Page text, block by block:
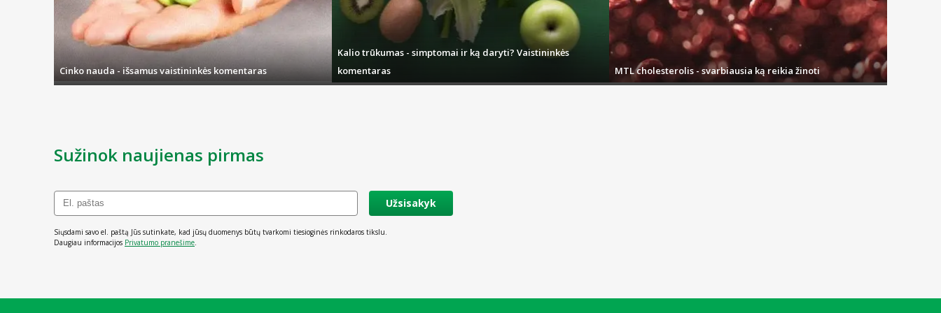
Kas yra Zyrtec ir kam jis vartojamas
Suaugusiesiems ir 6 metų bei vyresniems vaikams Zyrtec 10 mg plėvele dengtos tabletės skirtos:
sezoninio ir nuolatinio alerginio rinito simptomams (nosies ir akių) palengvinti;
Gydymo trukmė priklauso nuo nusiskundimų tipo, trukmės ir eigos. Pasitarkite su gydytoju arba vaistininku.
Cinko nauda - išsamus vaistininkės komentaras
Kalio trūkumas - simptomai ir ką daryti? Vaistininkės
komentaras
MTL cholesterolis - svarbiausia ką reikia žinoti
Sužinok naujienas pirmas
Užsisakyk
Siųsdami savo el. paštą Jūs sutinkate, kad jūsų duomenys būtų tvarkomi tiesioginės rinkodaros tikslu.
Daugiau informacijos Privatumo pranešime